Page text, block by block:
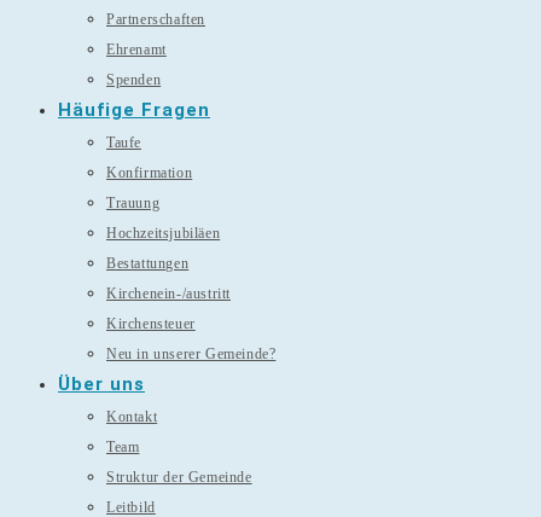
Partnerschaften
Ehrenamt
Spenden
Häufige Fragen
Taufe
Konfirmation
Trauung
Hochzeitsjubiläen
Bestattungen
Kirchenein-/austritt
Kirchensteuer
Neu in unserer Gemeinde?
Über uns
Kontakt
Team
Struktur der Gemeinde
Leitbild